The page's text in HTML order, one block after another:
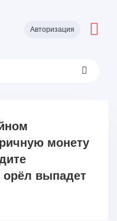
Авторизация
монету
орёл выпадет